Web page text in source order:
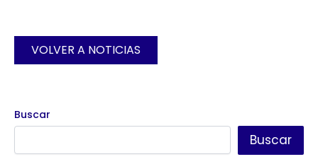
VOLVER A NOTICIAS
Buscar
Buscar